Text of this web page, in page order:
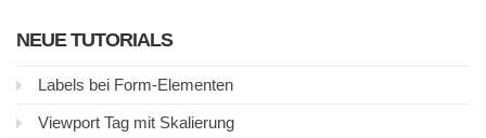
NEUE TUTORIALS
Labels bei Form-Elementen
Viewport Tag mit Skalierung